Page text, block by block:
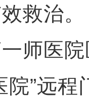
救治。
医院
院”远